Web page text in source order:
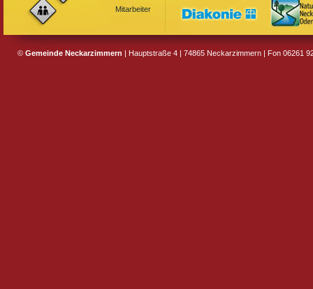
Mitarbeiter
© Gemeinde Neckarzimmern | Hauptstraße 4 | 74865 Neckarzimmern | Fon 06261